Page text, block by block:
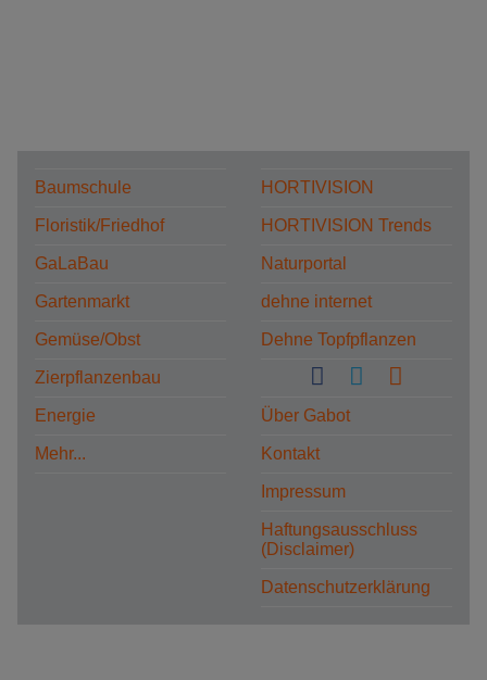
Baumschule
Floristik/Friedhof
GaLaBau
Gartenmarkt
Gemüse/Obst
Zierpflanzenbau
Energie
Mehr...
HORTIVISION
HORTIVISION Trends
Naturportal
dehne internet
Dehne Topfpflanzen
Über Gabot
Kontakt
Impressum
Haftungsausschluss
(Disclaimer)
Datenschutzerklärung